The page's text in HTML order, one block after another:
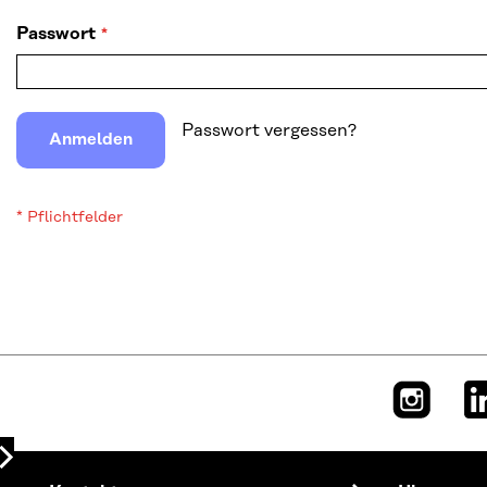
Passwort
Anmelden Passwort vergessen?